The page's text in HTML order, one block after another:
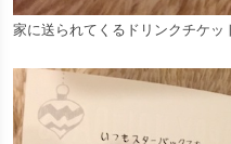
家に送られてくるドリンクチケッ